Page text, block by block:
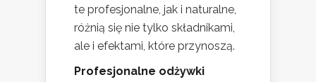
te profesjonalne, jak i naturalne,
różnią się nie tylko składnikami,
ale i efektami, które przynoszą.
Profesjonalne odżywki